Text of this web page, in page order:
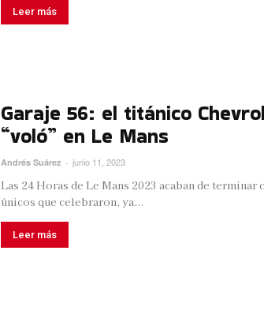
Leer más
Garaje 56: el titánico
“voló” en Le Mans
Andrés Suárez - junio 11, 2023
Las 24 Horas de Le Mans 2023 acaban de
únicos que celebraron, ya...
Leer más